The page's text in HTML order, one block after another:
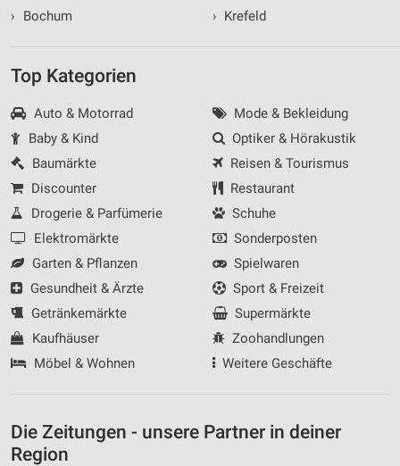
›
Bochum
› Krefeld
Top Kategorien
Auto & Motorrad
Baby & Kind
Baumärkte
Discounter
Drogerie & Parfümerie
Elektromärkte
Garten & Pflanzen
Gesundheit & Ärzte
Getränkemärkte
Kaufhäuser
Möbel & Wohnen
Mode & Bekleidung
Optiker & Hörakustik
Reisen & Tourismus
Restaurant
Schuhe
Sonderposten
Spielwaren
Sport & Freizeit
Supermärkte
Zoohandlungen
Weitere Geschäfte
Die Zeitungen - unsere Partner in deiner
Region